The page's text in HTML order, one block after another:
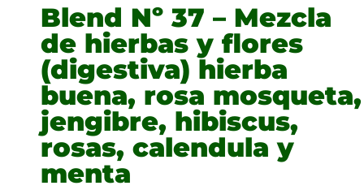
Blend Nº 37 – Mezcla
de hierbas y flores
(digestiva) hierba
buena, rosa mosqueta,
jengibre, hibiscus,
rosas, calendula y
menta